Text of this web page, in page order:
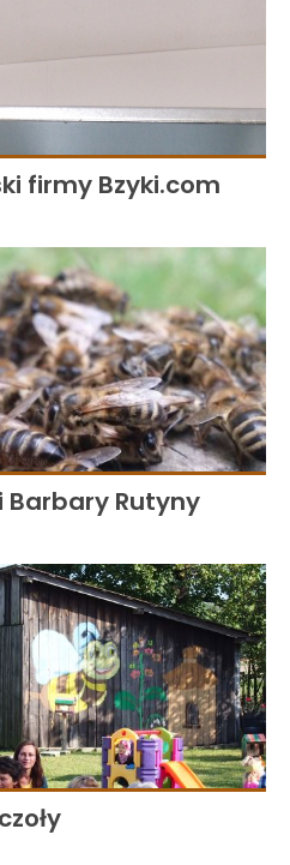
firmy Bzyki.com
Barbary Rutyny